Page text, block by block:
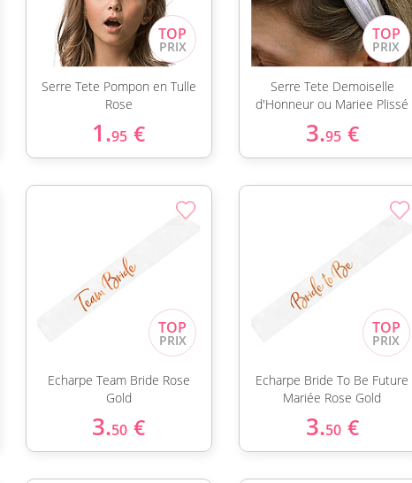
Serre Tete Pompon en Tulle
Rose
1.95 €
Serre Tete Demoiselle
d'Honneur ou Mariee Plissé
3.95 €
Echarpe Team Bride Rose
Gold
3.50 €
Echarpe Bride To Be Future
Mariée Rose Gold
3.50 €